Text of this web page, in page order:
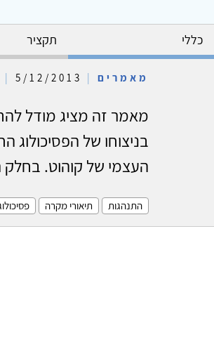
כללי תקציר
מאמרים |
|
מאמר זה מציג מודל
בניצוחו של הפסיכולוג
העצמי של קוהוט.
התנהגות תיאורי מקרה